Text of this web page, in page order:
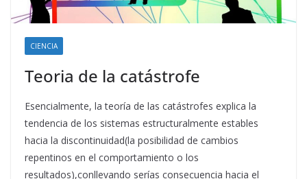
CIENCIA
Teoria de la catástrofe
Esencialmente, la teoría de las catástrofes explica la
tendencia de los sistemas estructuralmente estables
hacia la discontinuidad(la posibilidad de cambios
repentinos en el comportamiento o los
resultados),conllevando serías consecuencia hacia el